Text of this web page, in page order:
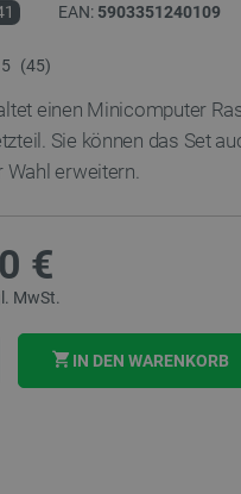
EAN: 5903351240109
5 (45)
einen Minicomputer
Sie können das Set
Wahl erweitern.
€
MwSt.
IN DEN WARENKORB